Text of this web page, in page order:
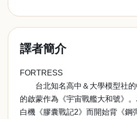
譯者簡介
FORTRESS
台北知名高中＆大學模型社的
的啟蒙作為《宇宙戰艦大和號》
白機《膠囊戰記2》而開始背《鋼